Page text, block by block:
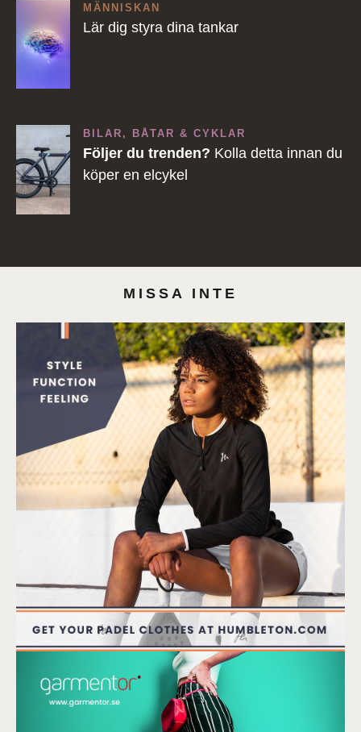
MÄNNISKAN
Lär dig styra dina tankar
BILAR, BÅTAR & CYKLAR
Följer du trenden? Kolla detta innan du
köper en elcykel
MISSA INTE